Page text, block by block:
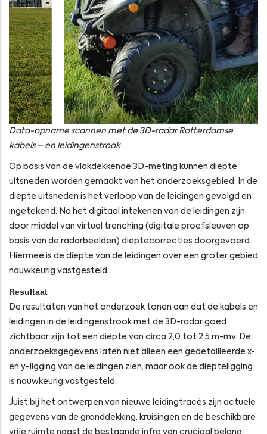
Data-opname scannen met de 3D-radar Rotterdamse
kabels – en leidingenstrook
Op basis van de vlakdekkende 3D-meting kunnen diepte
uitsneden worden gemaakt van het onderzoeksgebied. In de
diepte uitsneden is het verloop van de leidingen gevolgd en
ingetekend. Na het digitaal intekenen van de leidingen zijn
door middel van virtual trenching (digitale proefsleuven op
basis van de radarbeelden) dieptecorrecties doorgevoerd.
Hiermee is de diepte van de leidingen over een groter gebied
nauwkeurig vastgesteld.
Resultaat
De resultaten van het onderzoek tonen aan dat de kabels en
leidingen in de leidingenstrook met de 3D-radar goed
zichtbaar zijn tot een diepte van circa 2,0 tot 2,5 m-mv. De
onderzoeksgegevens laten niet alleen een gedetailleerde x-
en y-ligging van de leidingen zien, maar ook de diepteligging
is nauwkeurig vastgesteld.
Juist bij het ontwerpen van nieuwe leidingtracés zijn actuele
gegevens van de gronddekking, kruisingen en de beschikbare
vrije ruimte naast de bestaande infra van cruciaal belang.